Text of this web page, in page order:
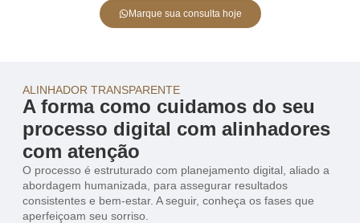
Marque sua consulta hoje
ALINHADOR TRANSPARENTE
A forma como cuidamos do seu
processo digital com alinhadores
com atenção
O processo é estruturado com planejamento digital, aliado a
abordagem humanizada, para assegurar resultados
consistentes e bem-estar. A seguir, conheça os fases que
aperfeiçoam seu sorriso.